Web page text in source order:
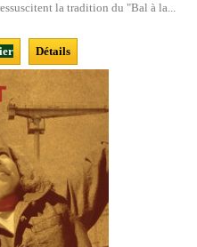
la tradition du "Bal à la...
Détails